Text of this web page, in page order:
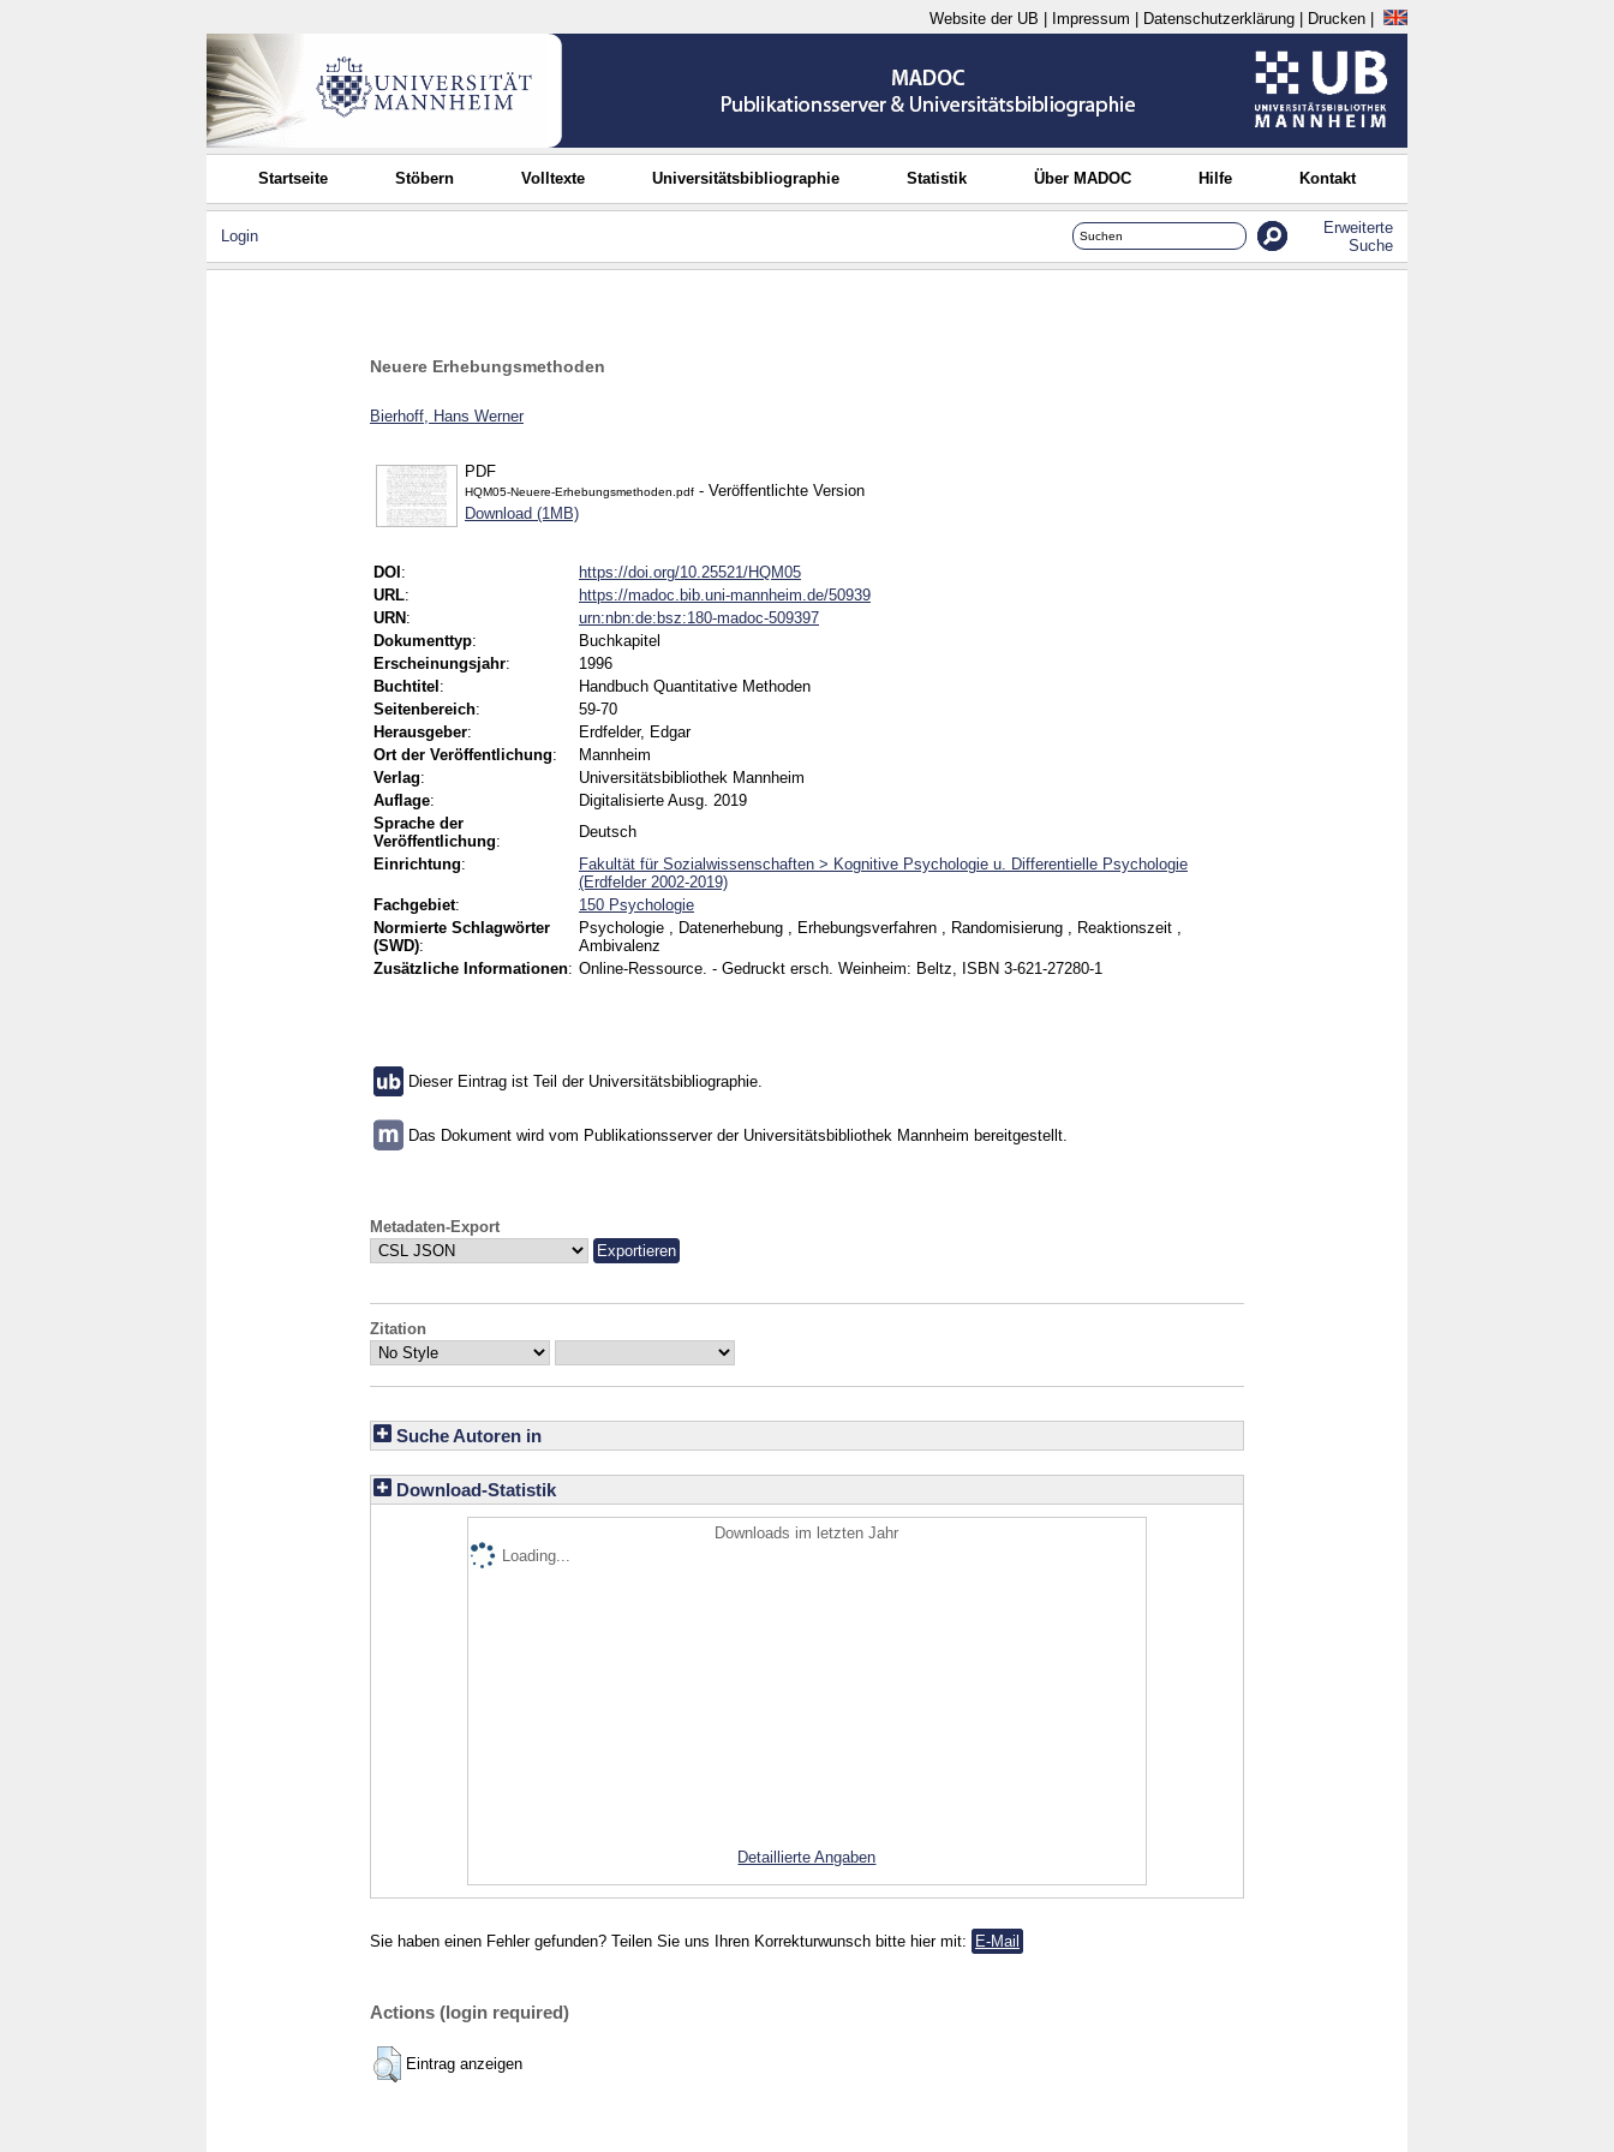
Website der UB Impressum Datenschutzerklärung Drucken
Startseite Stöbern Volltexte Universitätsbibliographie Statistik Über MADOC Hilfe Kontakt
Login
Erweiterte
Suche
Neuere Erhebungsmethoden
Bierhoff, Hans Werner
PDF
HQM05-Neuere-Erhebungsmethoden.pdf - Veröffentlichte Version
Download (1MB)
DOI :
https://doi.org/10.25521/HQM05
URL:
https://madoc.bib.uni-mannheim.de/50939
URN :
urn:nbn:de:bsz:180-madoc-509397
Dokumenttyp:
Buchkapitel
Erscheinungsjahr:
1996
Buchtitel :
Handbuch Quantitative Methoden
Seitenbereich:
59-70
Herausgeber:
Erdfelder, Edgar
Ort der Veröffentlichung:
Mannheim
Verlag:
Universitätsbibliothek Mannheim
Auflage:
Digitalisierte Ausg. 2019
Sprache der
Veröffentlichung:
Deutsch
Einrichtung:
Fakultät für Sozialwissenschaften > Kognitive Psychologie u. Differentielle Psychologie
(Erdfelder 2002-2019)
Fachgebiet:
150 Psychologie
Normierte Schlagwörter
(SWD):
Psychologie , Datenerhebung , Erhebungsverfahren , Randomisierung , Reaktionszeit ,
Ambivalenz
Zusätzliche Informationen: Online-Ressource. - Gedruckt ersch. Weinheim: Beltz, ISBN 3-621-27280-1
Dieser Eintrag ist Teil der Universitätsbibliographie.
Das Dokument wird vom Publikationsserver der Universitätsbibliothek Mannheim bereitgestellt.
Metadaten-Export
Zitation
Suche Autoren in
Download-Statistik
Downloads im letzten Jahr
Loading...
Detaillierte Angaben
Sie haben einen Fehler gefunden? Teilen Sie uns Ihren Korrekturwunsch bitte hier mit: E-Mail
Actions (login required)
Eintrag anzeigen